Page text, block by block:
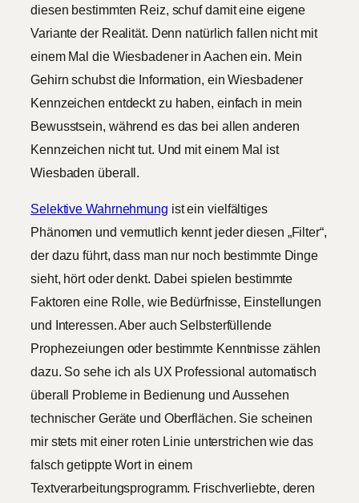
diesen bestimmten Reiz, schuf damit eine eigene
Variante der Realität. Denn natürlich fallen nicht mit
einem Mal die Wiesbadener in Aachen ein. Mein
Gehirn schubst die Information, ein Wiesbadener
Kennzeichen entdeckt zu haben, einfach in mein
Bewusstsein, während es das bei allen anderen
Kennzeichen nicht tut. Und mit einem Mal ist
Wiesbaden überall.
Selektive Wahrnehmung ist ein vielfältiges
Phänomen und vermutlich kennt jeder diesen „Filter“,
der dazu führt, dass man nur noch bestimmte Dinge
sieht, hört oder denkt. Dabei spielen bestimmte
Faktoren eine Rolle, wie Bedürfnisse, Einstellungen
und Interessen. Aber auch Selbsterfüllende
Prophezeiungen oder bestimmte Kenntnisse zählen
dazu. So sehe ich als UX Professional automatisch
überall Probleme in Bedienung und Aussehen
technischer Geräte und Oberflächen. Sie scheinen
mir stets mit einer roten Linie unterstrichen wie das
falsch getippte Wort in einem
Textverarbeitungsprogramm. Frischverliebte, deren